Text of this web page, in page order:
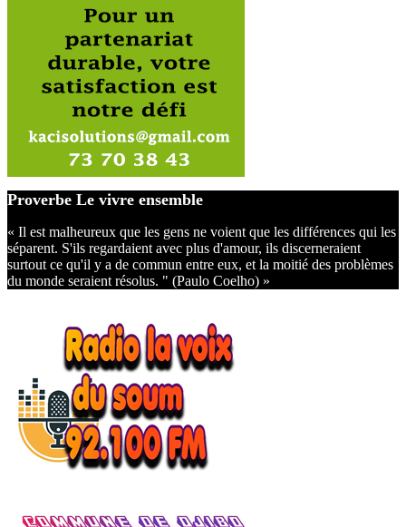
Proverbe Le vivre ensemble
« Il est malheureux que les gens ne voient que les différences qui les
séparent. S'ils regardaient avec plus d'amour, ils discerneraient
surtout ce qu'il y a de commun entre eux, et la moitié des problèmes
du monde seraient résolus. " (Paulo Coelho) »